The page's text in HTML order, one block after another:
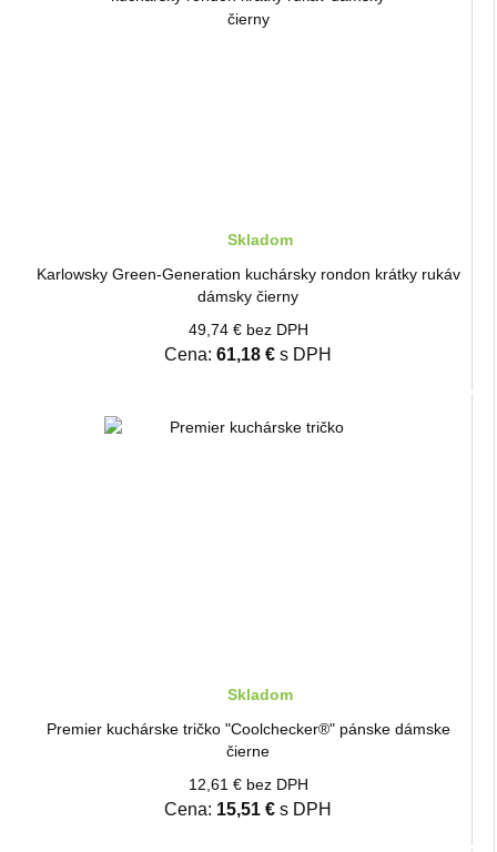
Skladom
Karlowsky Green-Generation kuchársky rondon krátky rukáv
dámsky čierny
49,74 € bez DPH
Cena: 61,18 € s DPH
Skladom
Premier kuchárske tričko "Coolchecker®" pánske dámske
čierne
12,61 € bez DPH
Cena: 15,51 € s DPH